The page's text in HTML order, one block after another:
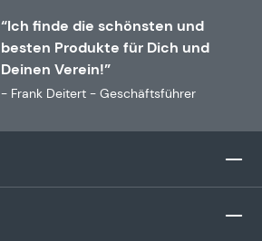
“Ich finde die schönsten und
besten Produkte für Dich und
Deinen Verein!”
- Frank Deitert - Geschäftsführer